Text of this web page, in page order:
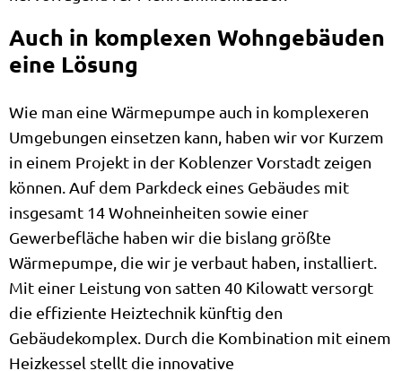
Auch in komplexen Wohngebäuden
eine Lösung
Wie man eine Wärmepumpe auch in komplexeren
Umgebungen einsetzen kann, haben wir vor Kurzem
in einem Projekt in der Koblenzer Vorstadt zeigen
können. Auf dem Parkdeck eines Gebäudes mit
insgesamt 14 Wohneinheiten sowie einer
Gewerbefläche haben wir die bislang größte
Wärmepumpe, die wir je verbaut haben, installiert.
Mit einer Leistung von satten 40 Kilowatt versorgt
die effiziente Heiztechnik künftig den
Gebäudekomplex. Durch die Kombination mit einem
Heizkessel stellt die innovative